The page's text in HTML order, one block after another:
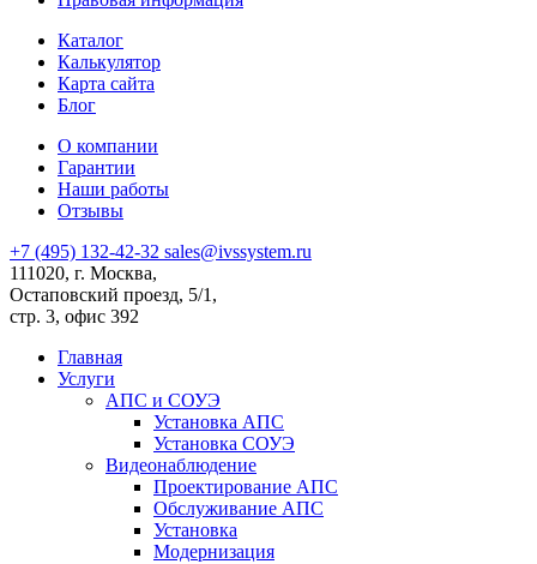
Каталог
Калькулятор
Карта сайта
Блог
О компании
Гарантии
Наши работы
Отзывы
+7 (495) 132-42-32 sales@ivssystem.ru
111020, г. Москва,
Остаповский проезд, 5/1,
стр. 3, офис 392
Главная
Услуги
АПС и СОУЭ
Установка АПС
Установка СОУЭ
Видеонаблюдение
Проектирование АПС
Обслуживание АПС
Установка
Модернизация